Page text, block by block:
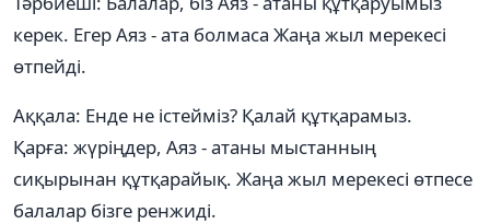
керек. Егер Аяз - ата болмаса Жаңа жыл мерекесі
өтпейді.
Аққала: Енде не істейміз? Қалай құтқарамыз.
Қарға: жүріңдер, Аяз - атаны мыстанның
сиқырынан құтқарайық. Жаңа жыл мерекесі өтпесе
балалар бізге ренжиді.